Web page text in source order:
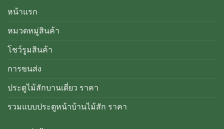
หน้าแรก
หมวดหมู่สินค้า
โชว์รูมสินค้า
การขนส่ง
ประตูไม้สักบานเดี่ยว ราคา
รวมแบบประตูหน้าบ้านไม้สัก ราคา